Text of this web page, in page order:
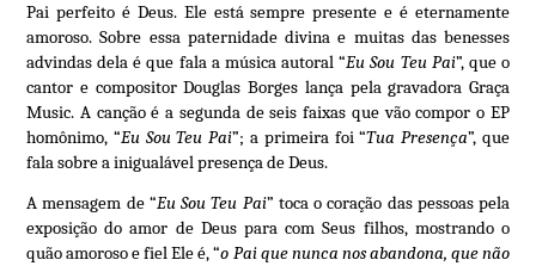
Pai perfeito é Deus. Ele está sempre presente e é eternamente
amoroso. Sobre essa paternidade divina e muitas das benesses
advindas dela é que fala a música autoral “Eu Sou Teu Pai”, que o
cantor e compositor Douglas Borges lança pela gravadora Graça
Music. A canção é a segunda de seis faixas que vão compor o EP
homônimo, “Eu Sou Teu Pai”; a primeira foi “Tua Presença”, que
fala sobre a inigualável presença de Deus.
A mensagem de “Eu Sou Teu Pai” toca o coração das pessoas pela
exposição do amor de Deus para com Seus filhos, mostrando o
quão amoroso e fiel Ele é, “o Pai que nunca nos abandona, que não